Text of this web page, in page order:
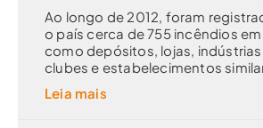
Ao longo de 2012, foram
o país cerca de 755 incêndios
como depósitos, lojas,
clubes e estabelecimentos
Leia mais